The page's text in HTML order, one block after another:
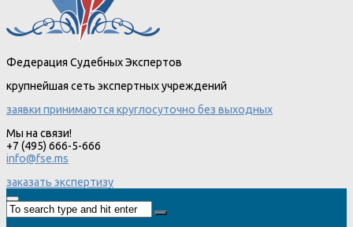
Федерация Судебных Экспертов
крупнейшая сеть экспертных учреждений
заявки принимаются круглосуточно без выходных
Мы на связи!
+7 (495) 666-5-666
info@fse.ms
заказать экспертизу